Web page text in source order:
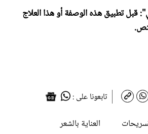
تطبيق هذه الوصفة أو هذا العلاج
تابعونا على :
العناية بالشعر